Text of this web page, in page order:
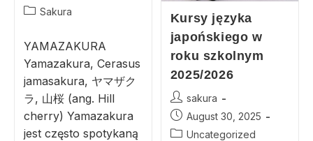
Sakura
YAMAZAKURA
Yamazakura, Cerasus
jamasakura, ヤマザク
ラ, 山桜 (ang. Hill
cherry) Yamazakura
jest często spotykaną
Kursy języka
japońskiego w
roku szkolnym
2025/2026
sakura
August 30, 2025
Uncategorized